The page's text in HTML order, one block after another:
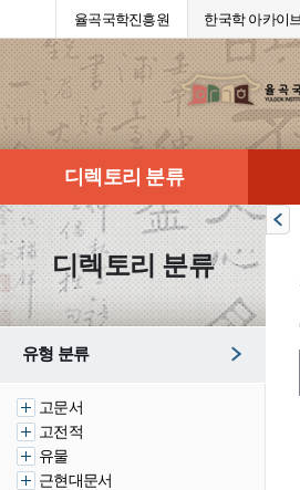
율곡국학진흥원 한국학 아카이
디렉토리 분류
디렉토리 분류
유형 분류
고문서
고전적
유물
근현대문서